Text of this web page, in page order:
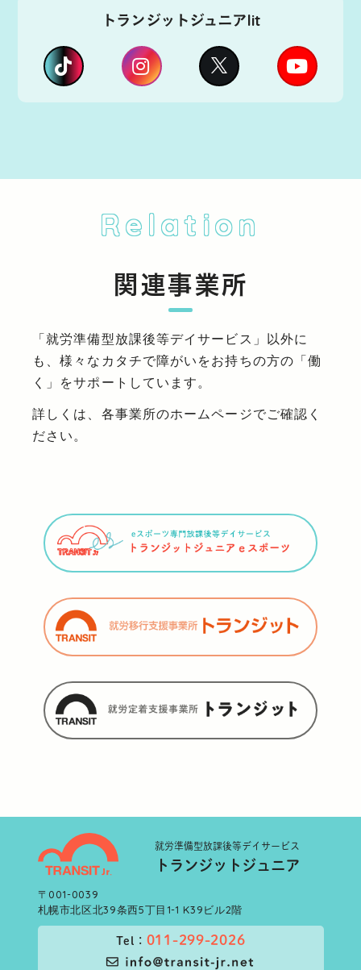
トランジットジュニアlit
Relation
関連事業所
「就労準備型放課後等デイサービス」以外に
も、様々なカタチで障がいをお持ちの方の「働
く」をサポートしています。
詳しくは、各事業所のホームページでご確認く
ださい。
就労準備型放課後等デイサービス
トランジットジュニア
〒001-0039
札幌市北区北39条西5丁目1-1 K39ビル2階
Tel： 011-299-2026